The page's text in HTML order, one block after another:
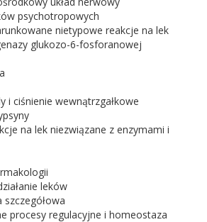
psychotropowych
nietypowe reakcje na lek
glukozo-6-fosforanowej
i ciśnienie wewnątrzgałkowe
na lek niezwiązane z enzymami i
leków
szczegółowa
procesy regulacyjne i homeostaza